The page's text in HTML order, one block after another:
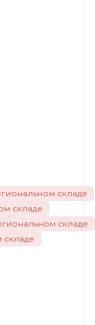
складе
складе
складе
складе